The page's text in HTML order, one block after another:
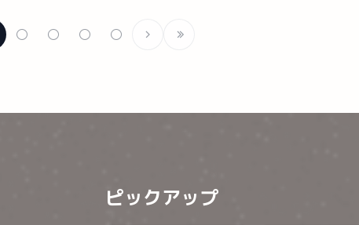
○ ○ ○ ○
ピックアップ